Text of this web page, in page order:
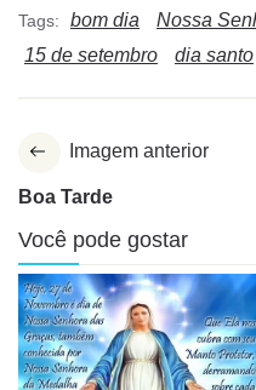
Tags: bom dia
Nossa
15 de setembro
dia santo
Imagem anterior
Boa Tarde
Você pode gostar